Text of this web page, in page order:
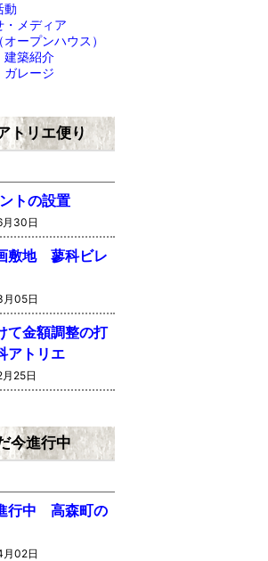
動
・メディア
オープンハウス）
建築紹介
ガレージ
トリエ便り
トの設置
30日
敷地 蓼科ビレ
05日
て金額調整の打
トリエ
25日
今進行中
行中 高森町の
02日